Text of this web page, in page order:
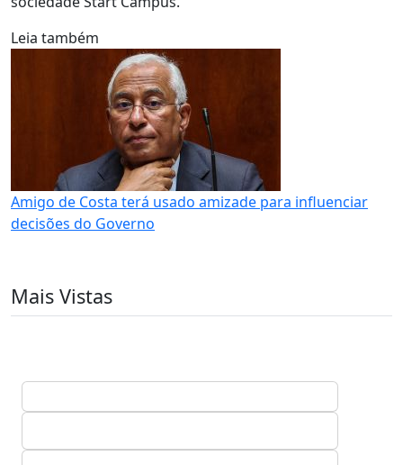
Leia também
Amigo de Costa terá usado amizade para influenciar
decisões do Governo
Mais Vistas